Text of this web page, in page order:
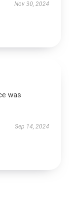
Nov 30, 2024
was
Sep 14, 2024